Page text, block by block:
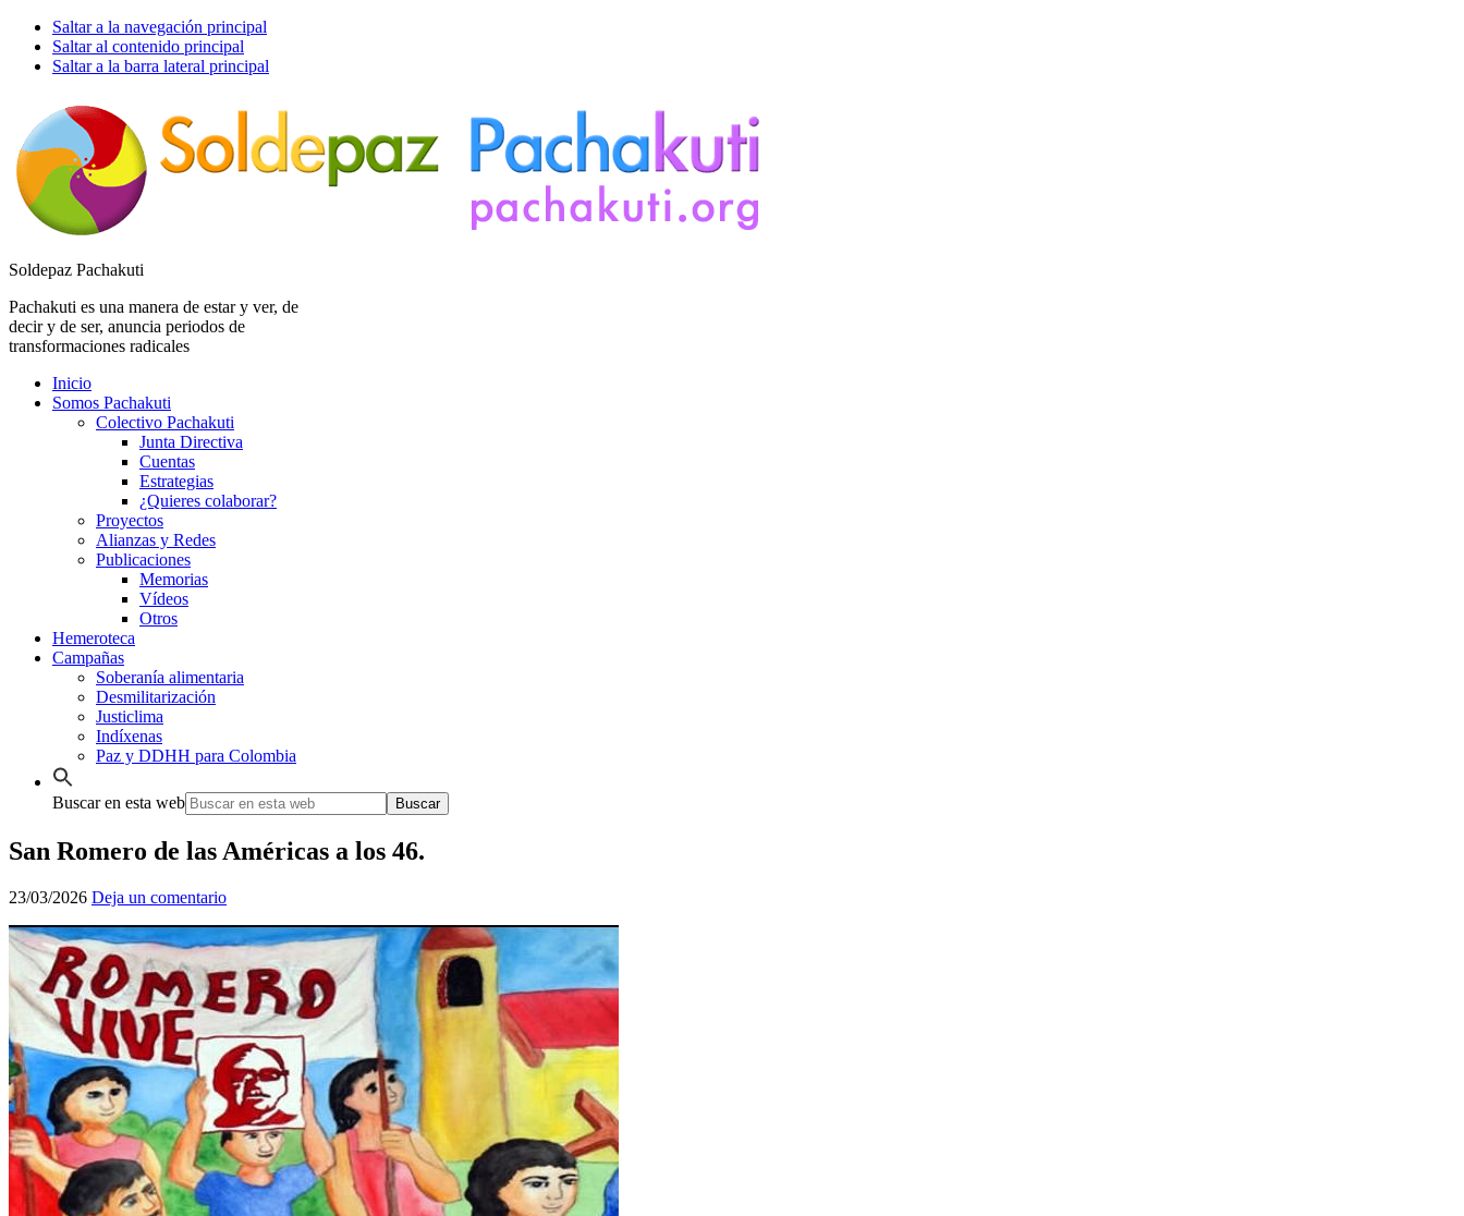
Saltar a la navegación principal
Saltar al contenido principal
Saltar a la barra lateral principal
Soldepaz Pachakuti
Pachakuti es una manera de estar y ver, de
decir y de ser, anuncia periodos de
transformaciones radicales
Inicio
Somos Pachakuti
Colectivo Pachakuti
Junta Directiva
Cuentas
Estrategias
¿Quieres colaborar?
Proyectos
Alianzas y Redes
Publicaciones
Memorias
Vídeos
Otros
Hemeroteca
Campañas
Soberanía alimentaria
Desmilitarización
Justiclima
Indíxenas
Paz y DDHH para Colombia
Buscar en esta web
San Romero de las Américas a los 46.
23/03/2026 Deja un comentario